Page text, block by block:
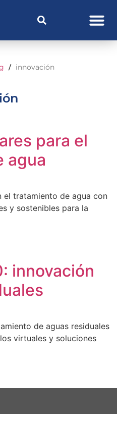
/ innovación
para el
agua
el tratamiento de agua con
y sostenibles para la
innovación
de aguas residuales
virtuales y soluciones